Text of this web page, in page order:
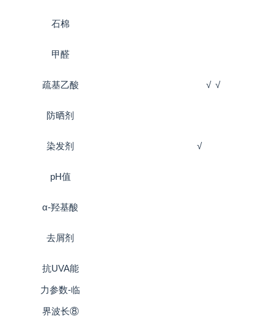
石棉
甲醛
疏基乙酸 √ √
防晒剂
染发剂 √
pH值
α-羟基酸
去屑剂
抗UVA能
力参数-临
界波长⑧